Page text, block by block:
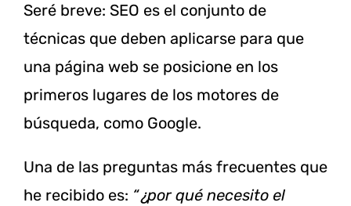
Seré breve: SEO es el conjunto de
técnicas que deben aplicarse para que
una página web se posicione en los
primeros lugares de los motores de
búsqueda, como Google.
Una de las preguntas más frecuentes que
he recibido es: “¿por qué necesito el